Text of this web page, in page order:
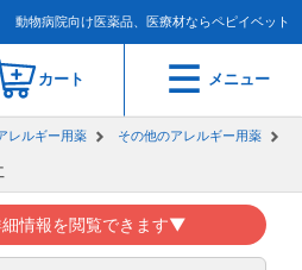
動物病院向け医薬品、医療材ならペピイベット
カート メニュー
レルギー用薬 その他のアレルギー用薬
細情報を閲覧できます▼